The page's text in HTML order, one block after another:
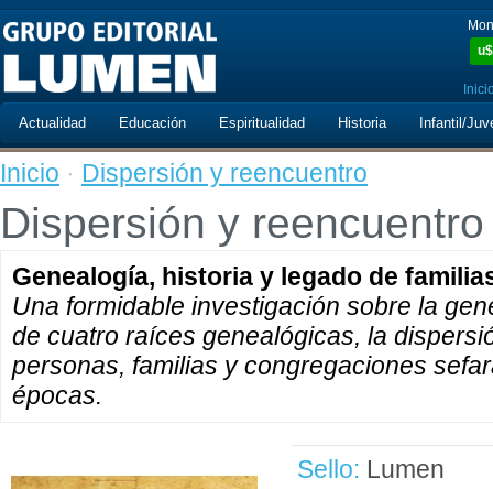
u$
Actualidad Educación Espiritualidad Historia Infantil/
Inicio · Dispersión y reencuentro
Dispersión y reencuentro
Genealogía, historia y legado de
Una formidable investigación sobre la
de cuatro raíces genealógicas, la
personas, familias y congregaciones
épocas.
Sello: Lumen